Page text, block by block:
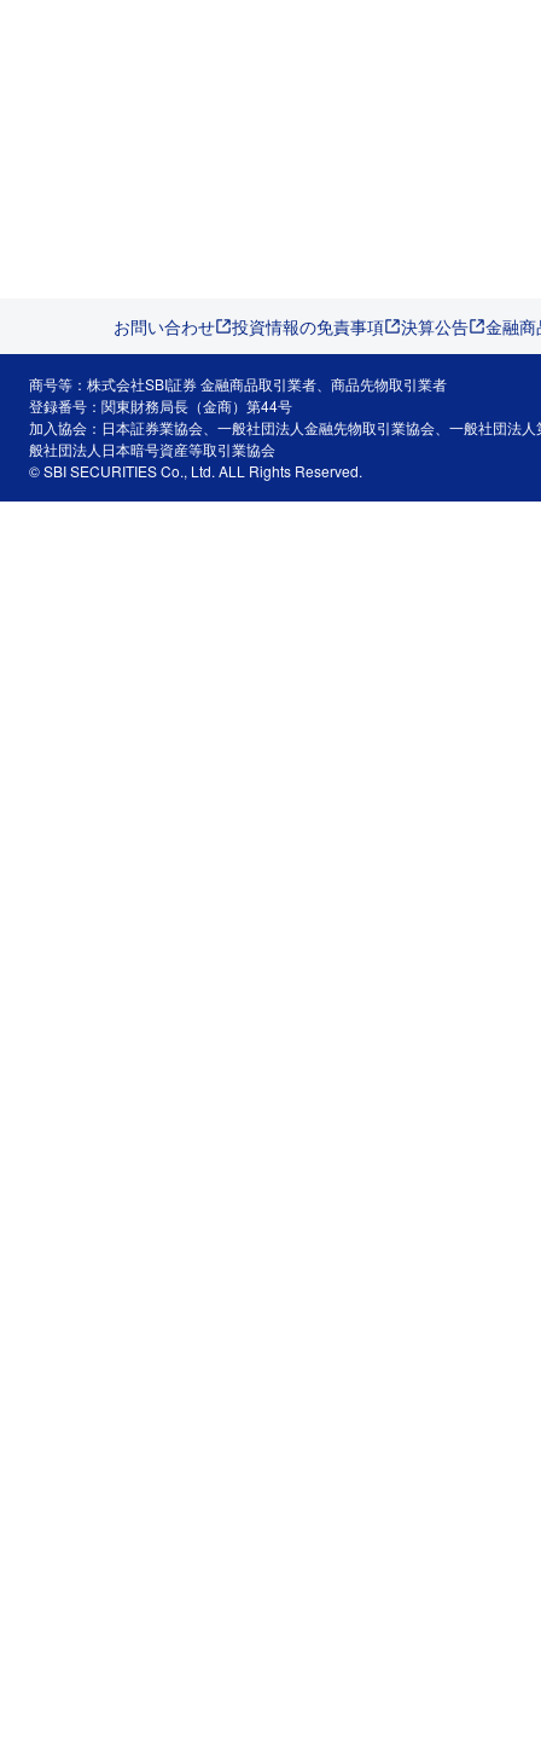
お問い合わせ 投資情報の免責事項 決算公告 金融
商号等：株式会社SBI証券 金融商品取引業者、商品先物取引業者
登録番号：関東財務局長（金商）第44号
加入協会：日本証券業協会、一般社団法人金融先物取引業協会、一般社団法
般社団法人日本暗号資産等取引業協会
© SBI SECURITIES Co., Ltd. ALL Rights Reserved.